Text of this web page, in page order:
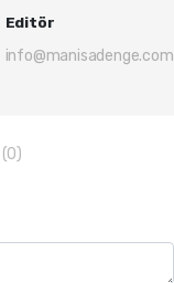
Editör
info@manisadenge.com
(0)